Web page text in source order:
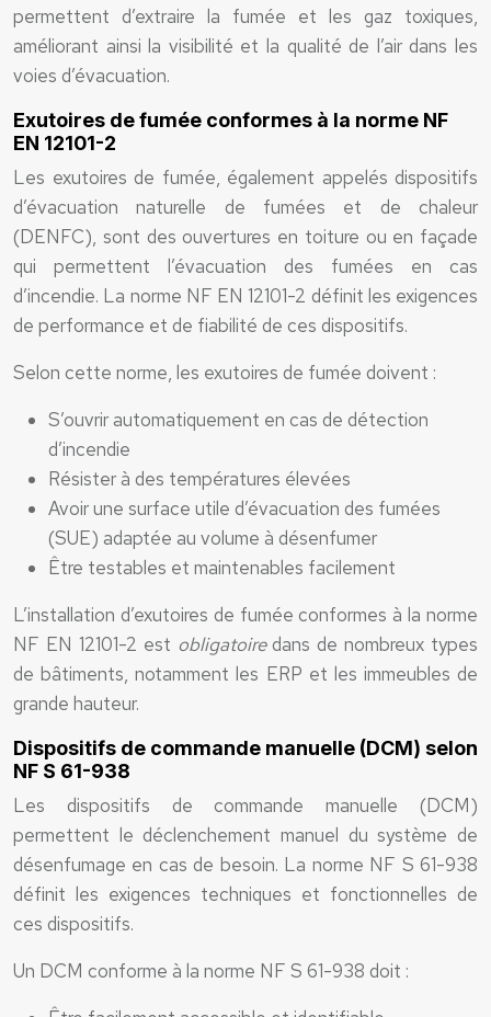
permettent d’extraire la fumée et les gaz toxiques,
améliorant ainsi la visibilité et la qualité de l’air dans les
voies d’évacuation.
Exutoires de fumée conformes à la norme NF
EN 12101-2
Les exutoires de fumée, également appelés dispositifs
d’évacuation naturelle de fumées et de chaleur
(DENFC), sont des ouvertures en toiture ou en façade
qui permettent l’évacuation des fumées en cas
d’incendie. La norme NF EN 12101-2 définit les exigences
de performance et de fiabilité de ces dispositifs.
Selon cette norme, les exutoires de fumée doivent :
S’ouvrir automatiquement en cas de détection
d’incendie
Résister à des températures élevées
Avoir une surface utile d’évacuation des fumées
(SUE) adaptée au volume à désenfumer
Être testables et maintenables facilement
L’installation d’exutoires de fumée conformes à la norme
NF EN 12101-2 est obligatoiredans de nombreux types
de bâtiments, notamment les ERP et les immeubles de
grande hauteur.
Dispositifs de commande manuelle (DCM) selon
NF S 61-938
Les dispositifs de commande manuelle (DCM)
permettent le déclenchement manuel du système de
désenfumage en cas de besoin. La norme NF S 61-938
définit les exigences techniques et fonctionnelles de
ces dispositifs.
Un DCM conforme à la norme NF S 61-938 doit :